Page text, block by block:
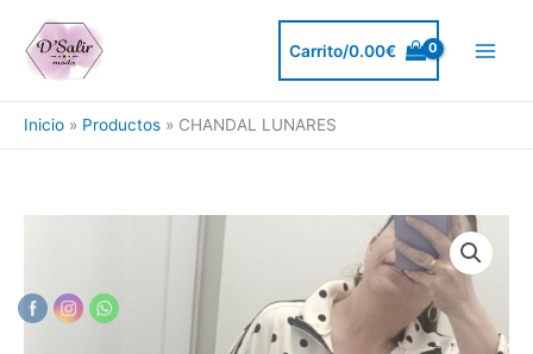
contenido
Carrito/0.00€
Inicio Productos CHANDAL LUNARES